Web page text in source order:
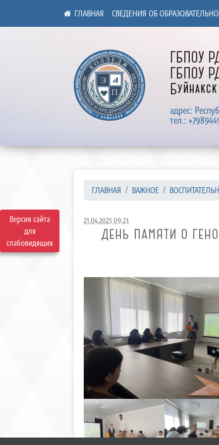
Версия сайта
для
слабовидящих
ГБПОУ
ГБПОУ
Буйнакск
адрес:
тел.:
СВЕДЕНИЯ ОБ
ГЛАВНАЯ ВАЖНОЕ
21.04.2025 09:23
ДЕНЬ ПАМЯТИ О